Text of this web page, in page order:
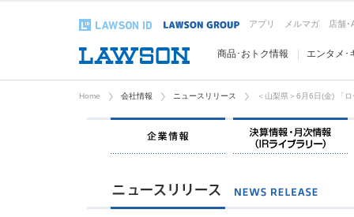
アプリ メルマガ 店舗･
商品･おトク情報 エンタメ･
Home 会社情報 ニュースリリース ＜山梨県＞6月6日(金) 「
企業情報